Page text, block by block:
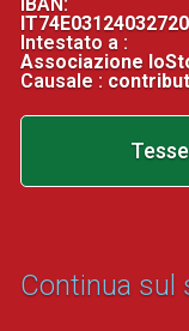
Intestato a :
Associazione
Causale :
Continua sul